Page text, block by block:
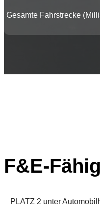
Gesamte Fahrstrecke
F&E-
PLATZ 2 unter